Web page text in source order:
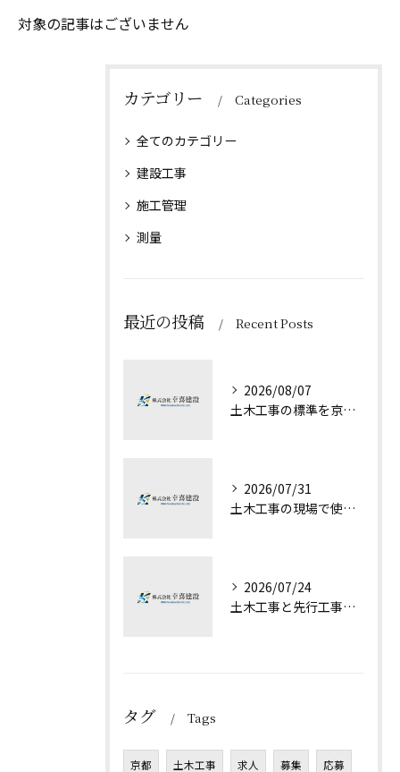
対象の記事はございません
カテゴリー Categories
全てのカテゴリー
建設工事
施工管理
測量
最近の投稿 Recent Posts
2026/08/07
土木工事の標準を京都府木津川市京都市伏見区で確認し発注先や入札制度を徹底整理
2026/07/31
土木工事の現場で使われるバックホウの種類とユンボとの違いがすぐ分かる基礎知識
2026/07/24
土木工事と先行工事の最新動向を京都府木津川市京都市上京区で徹底解説
タグ Tags
京都 土木工事 求人 募集 応募